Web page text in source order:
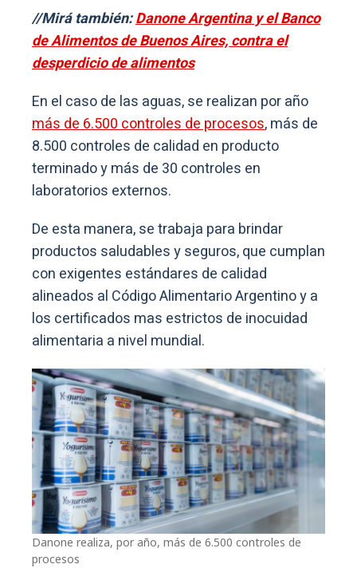
//Mirá también:Danone Argentina y el Banco
de Alimentos de Buenos Aires, contra el
desperdicio de alimentos
En el caso de las aguas, se realizan por año
más de 6.500 controles de procesos, más de
8.500 controles de calidad en producto
terminado y más de 30 controles en
laboratorios externos.
De esta manera, se trabaja para brindar
productos saludables y seguros, que cumplan
con exigentes estándares de calidad
alineados al Código Alimentario Argentino y a
los certificados mas estrictos de inocuidad
alimentaria a nivel mundial.
Danone realiza, por año, más de 6.500 controles de
procesos